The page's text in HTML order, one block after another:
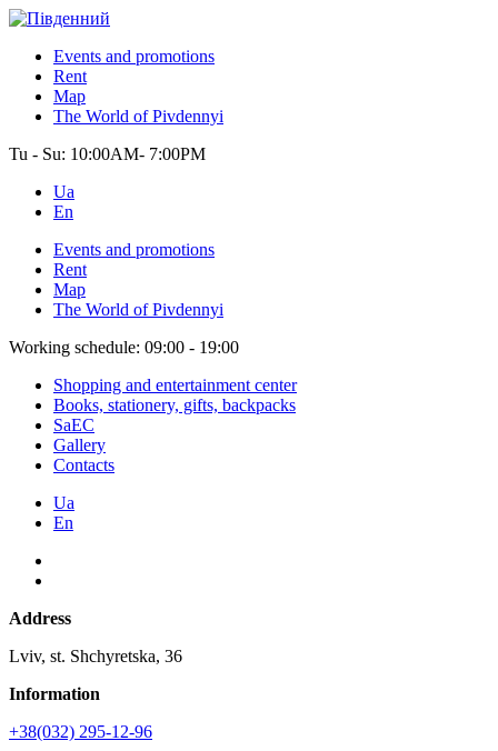
Events and promotions
Rent
Map
The World of Pivdennyi
Tu - Su: 10:00AM- 7:00PM
Ua
En
Events and promotions
Rent
Map
The World of Pivdennyi
Working schedule: 09:00 - 19:00
Shopping and entertainment center
Books, stationery, gifts, backpacks
SaEC
Gallery
Contacts
Ua
En
Address
Lviv, st. Shchyretska, 36
Information
+38(032) 295-12-96